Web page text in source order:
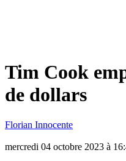
Tim Cook
de dollars
Florian Innocente
mercredi 04 octobre 2023 à